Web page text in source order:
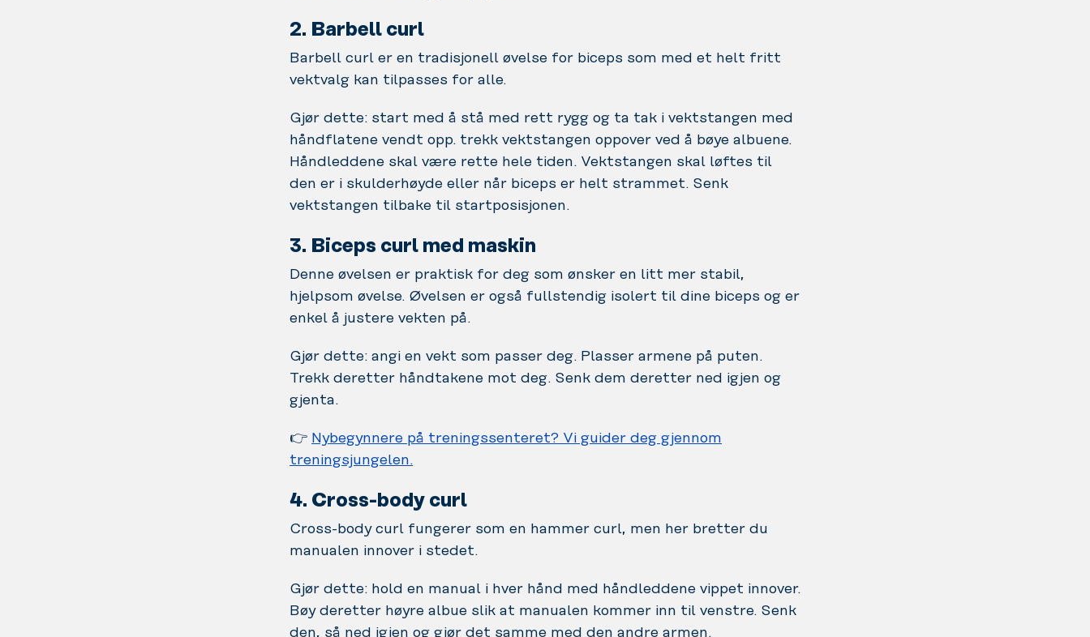
2. Barbell curl
Barbell curl er en tradisjonell øvelse for biceps som med et helt fritt
vektvalg kan tilpasses for alle.
Gjør dette: start med å stå med rett rygg og ta tak i vektstangen med
håndflatene vendt opp. trekk vektstangen oppover ved å bøye albuene.
Håndleddene skal være rette hele tiden. Vektstangen skal løftes til
den er i skulderhøyde eller når biceps er helt strammet. Senk
vektstangen tilbake til startposisjonen.
3. Biceps curl med maskin
Denne øvelsen er praktisk for deg som ønsker en litt mer stabil,
hjelpsom øvelse. Øvelsen er også fullstendig isolert til dine biceps og er
enkel å justere vekten på.
Gjør dette: angi en vekt som passer deg. Plasser armene på puten.
Trekk deretter håndtakene mot deg. Senk dem deretter ned igjen og
gjenta.
👉 Nybegynnere på treningssenteret? Vi guider deg gjennom
treningsjungelen.
4. Cross-body curl
Cross-body curl fungerer som en hammer curl, men her bretter du
manualen innover i stedet.
Gjør dette: hold en manual i hver hånd med håndleddene vippet innover.
Bøy deretter høyre albue slik at manualen kommer inn til venstre. Senk
den, så ned igjen og gjør det samme med den andre armen.